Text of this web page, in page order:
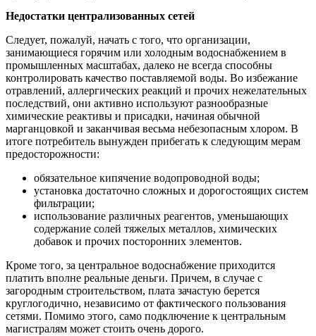
Недостатки централизованных сетей
Следует, пожалуй, начать с того, что организации,
занимающиеся горячим или холодным водоснабжением в
промышленных масштабах, далеко не всегда способны
контролировать качество поставляемой воды. Во избежание
отравлений, аллергических реакций и прочих нежелательных
последствий, они активно используют разнообразные
химические реактивы и присадки, начиная обычной
марганцовкой и заканчивая весьма небезопасным хлором. В
итоге потребитель вынужден прибегать к следующим мерам
предосторожности:
обязательное кипячение водопроводной воды;
установка достаточно сложных и дорогостоящих систем
фильтрации;
использование различных реагентов, уменьшающих
содержание солей тяжелых металлов, химических
добавок и прочих посторонних элементов.
Кроме того, за центральное водоснабжение приходится
платить вполне реальные деньги. Причем, в случае с
загородным строительством, плата зачастую берется
круглогодично, независимо от фактического пользования
сетями. Помимо этого, само подключение к центральным
магистралям может стоить очень дорого.